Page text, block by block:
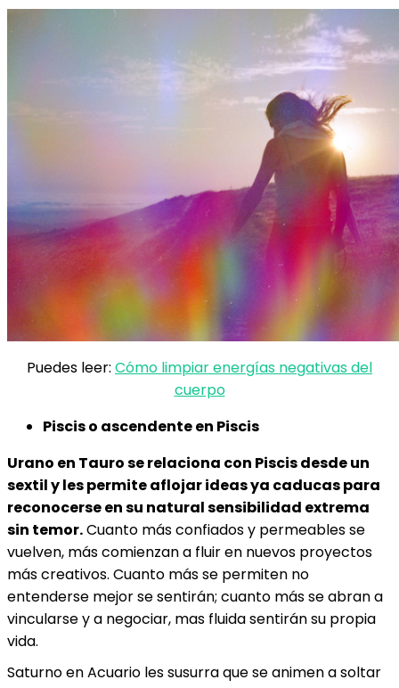
Puedes leer: Cómo limpiar energías negativas del
cuerpo
Piscis o ascendente en Piscis
Urano en Tauro se relaciona con Piscis desde un
sextil y les permite aflojar ideas ya caducas para
reconocerse en su natural sensibilidad extrema
sin temor.Cuanto más confiados y permeables se
vuelven, más comienzan a fluir en nuevos proyectos
más creativos. Cuanto más se permiten no
entenderse mejor se sentirán; cuanto más se abran a
vincularse y a negociar, mas fluida sentirán su propia
vida.
Saturno en Acuario les susurra que se animen a soltar